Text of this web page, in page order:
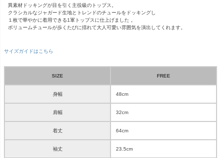
異素材ドッキングが目を引く主役級のトップス。
クラシカルなジャガード生地とトレンドのチュールをドッキングし
１枚で華やかに着用できる1軍トップスに仕上げました 。
ボリュームチュールが歩くたびに揺れて大人可愛い雰囲気を演出してくれます。
サイズガイドはこちら
SIZE FREE
身幅 48cm
肩幅 32cm
着丈 64cm
袖丈 23.5cm